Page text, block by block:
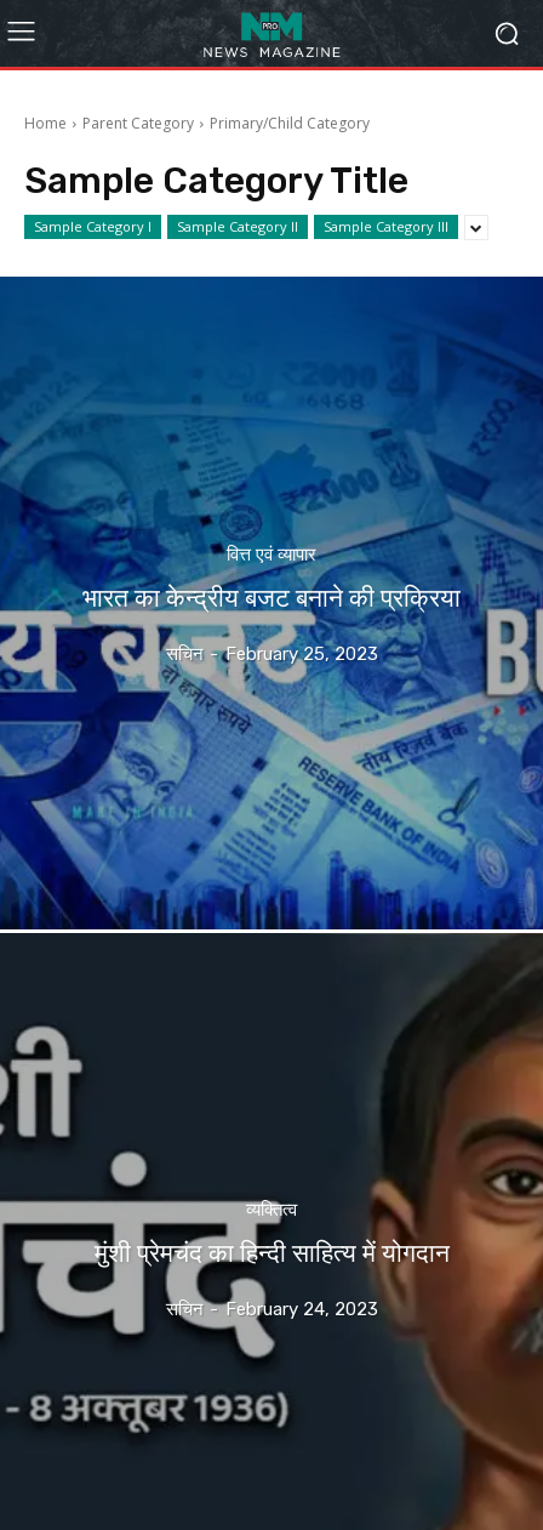
Home Parent Category Primary/Child Category
Sample Category Title
Sample Category I Sample Category II Sample Category III
वित्त एवं व्यापार
भारत का केन्द्रीय बजट बनाने की प्रक्रिया
सचिन - February 25, 2023
व्यक्तित्व
मुंशी प्रेमचंद का हिन्दी साहित्य में योगदान
सचिन - February 24, 2023